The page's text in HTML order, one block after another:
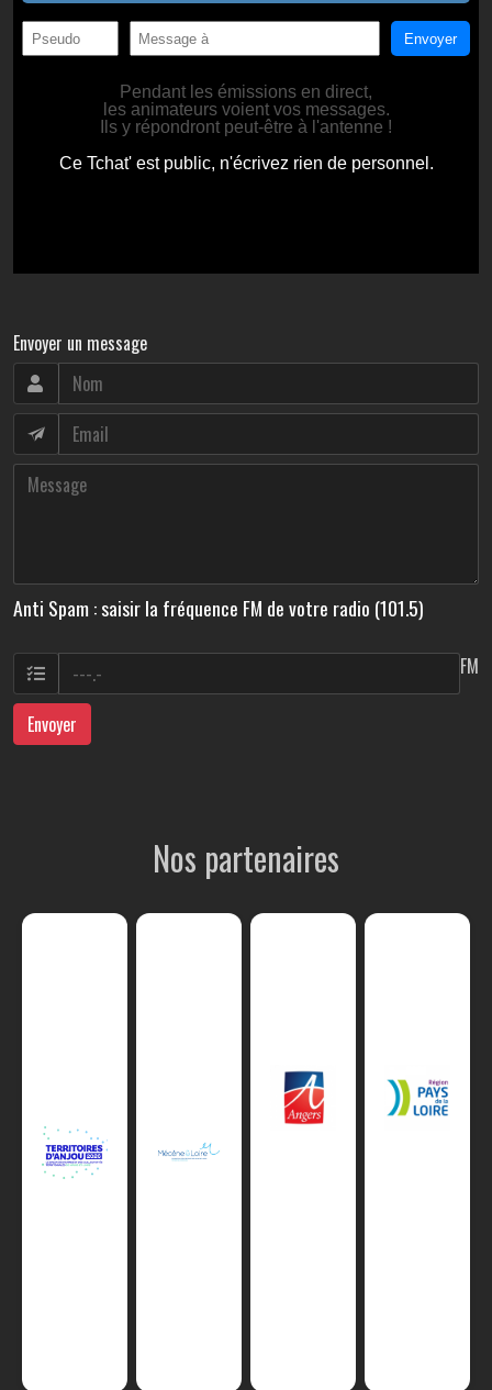
Envoyer un message
Anti Spam : saisir la fréquence FM de votre radio (101.5)
FM
Envoyer
Nos partenaires